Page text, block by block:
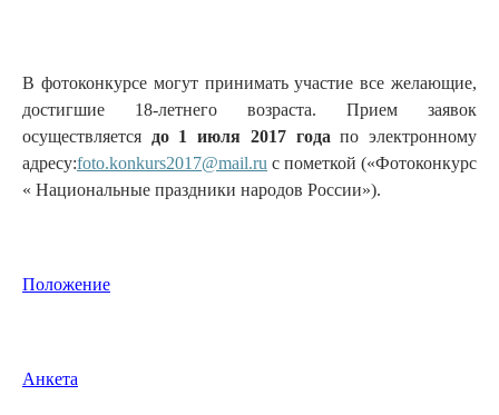
В фотоконкурсе могут принимать участие все желающие,
достигшие 18-летнего возраста. Прием заявок
осуществляется до 1 июля 2017 годапо электронному
адресу:foto.konkurs2017@mail.ru с пометкой («Фотоконкурс
« Национальные праздники народов России»).
Положение
Анкета